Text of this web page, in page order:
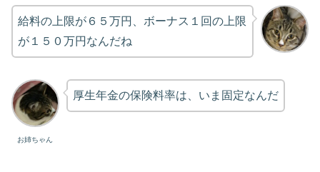
給料の上限が６５万円、ボーナス１回の上限
が１５０万円なんだね
お姉ちゃん
厚生年金の保険料率は、いま固定なんだ